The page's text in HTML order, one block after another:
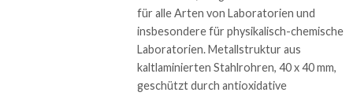
für alle Arten von Laboratorien und
insbesondere für physikalisch-chemische
Laboratorien. Metallstruktur aus
kaltlaminierten Stahlrohren, 40 x 40 mm,
geschützt durch antioxidative